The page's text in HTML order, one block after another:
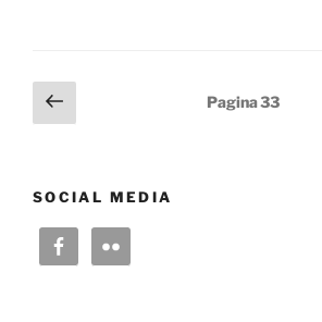
Berichten
paginering
Vorige
pagina
Pagina33
SOCIAL MEDIA